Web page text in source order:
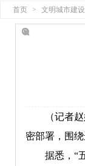
首页 > 文明城市建
（记者赵婧
密部署，围
据悉，“五